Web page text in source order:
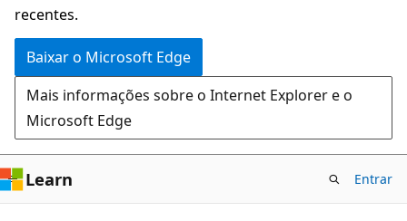
recentes.
Baixar o Microsoft Edge
Mais informações sobre o Internet Explorer e o
Microsoft Edge
Learn Entrar